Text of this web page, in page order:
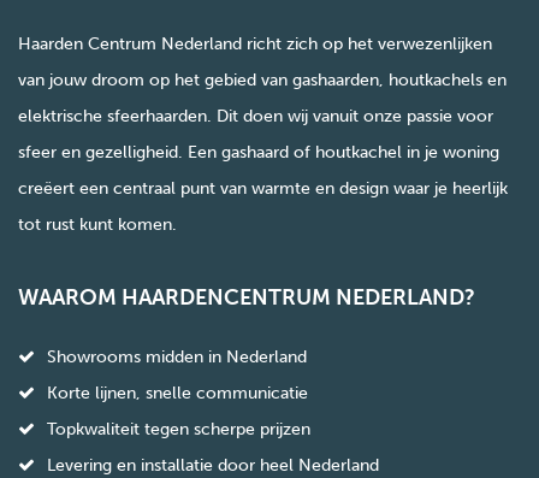
Haarden Centrum Nederland richt zich op het verwezenlijken
van jouw droom op het gebied van gashaarden, houtkachels en
elektrische sfeerhaarden. Dit doen wij vanuit onze passie voor
sfeer en gezelligheid. Een gashaard of houtkachel in je woning
creëert een centraal punt van warmte en design waar je heerlijk
tot rust kunt komen.
WAAROM HAARDENCENTRUM NEDERLAND?
Showrooms midden in Nederland
Korte lijnen, snelle communicatie
Topkwaliteit tegen scherpe prijzen
Levering en installatie door heel Nederland